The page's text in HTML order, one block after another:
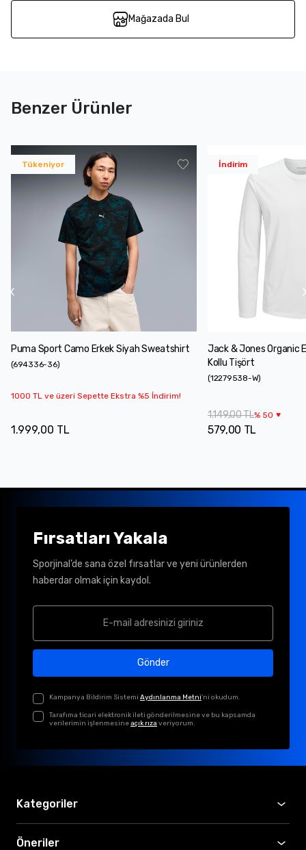
Mağazada Bul
Benzer Ürünler
Tükeniyor
Puma Sport Camo Erkek Siyah Sweatshirt
(694336-36)
1000 TL ve üzeri Sepette Ekstra %5 İndirim!
1.999,00 TL
İndirim
Jack & Jones Organic
Kollu Tişört
(12279538-W)
1.149,00 TL% 50
579,00 TL
Fırsatları Yakala
Sporjinal’de sana özel fırsatlar ve yeni ürünlerden
haberdar olmak için kaydol.
Gönder
Kampanya Bildirim Sistemi Aydınlanma Metni'ni okudum.
Tarafıma ticari elektronik ileti gönderilmesine ve bu kapsamda
verilerimin işlenmesineaçık rıza veriyorum.
Kategoriler
Öneriler